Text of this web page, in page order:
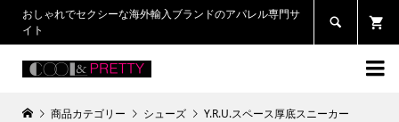
おしゃれでセクシーな海外輸入ブランドのアパレル専門サ
イト


商品カテゴリー シューズ Y.R.U.スペース厚底スニーカー